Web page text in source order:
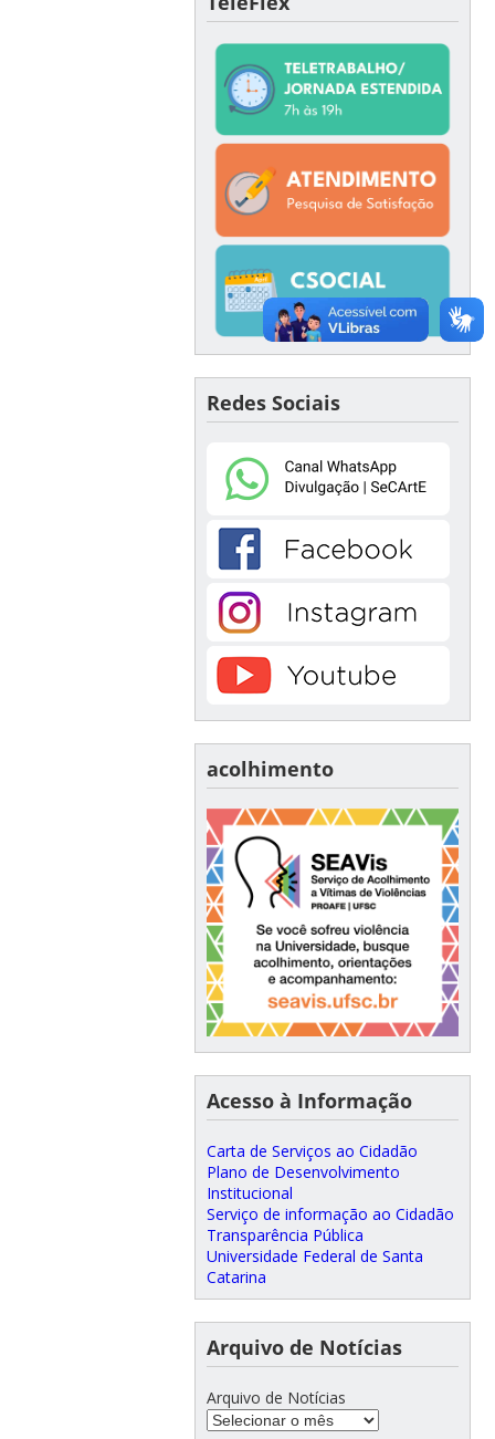
Redes Sociais
acolhimento
Acesso à Informação
Carta de Serviços ao Cidadão
Plano de Desenvolvimento
Institucional
Serviço de informação ao Cidadão
Transparência Pública
Universidade Federal de Santa
Catarina
Arquivo de Notícias
Arquivo de Notícias